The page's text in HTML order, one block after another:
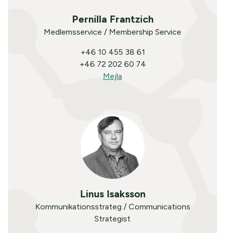
Pernilla Frantzich
Medlemsservice / Membership Service
+46 10 455 38 61
+46 72 202 60 74
Mejla
Linus Isaksson
Kommunikationsstrateg / Communications
Strategist